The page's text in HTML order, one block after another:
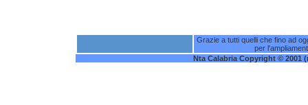
Grazie a tutti quelli che fino ad
per
Nta Calabria Copyright ©